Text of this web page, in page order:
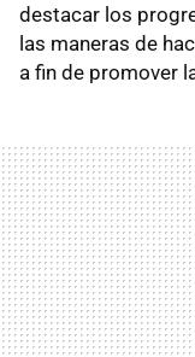
destacar los
las maneras de
a fin de promover